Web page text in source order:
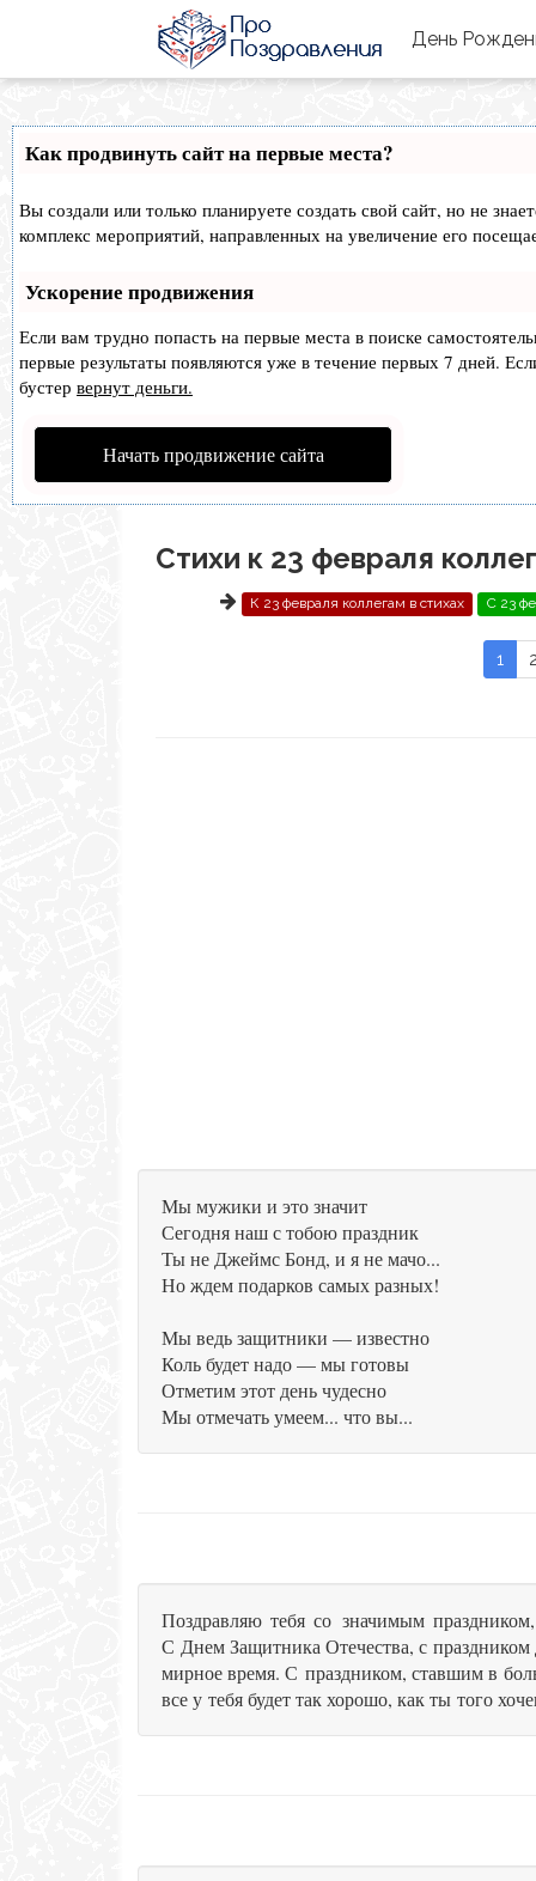
День
Как продвинуть сайт на первые места?
Вы создали или только планируете создать свой сайт, но не
комплекс мероприятий, направленных на увеличение его
Ускорение продвижения
Если вам трудно попасть на первые места в поиске
первые результаты появляются уже в течение первых 7 дней.
бустер вернут деньги.
Начать продвижение сайта
Стихи к 23 февраля
К 23 февраля коллегам в стихах С 23
1
Мы мужики и это значит
Сегодня наш с тобою праздник
Ты не Джеймс Бонд, и я не мачо...
Но ждем подарков самых разных!
Мы ведь защитники — известно
Коль будет надо — мы готовы
Отметим этот день чудесно
Мы отмечать умеем... что вы...
Поздравляю тебя со значимым
С Днем Защитника Отечества, с праздником
мирное время. С праздником, ставшим в
все у тебя будет так хорошо, как ты того